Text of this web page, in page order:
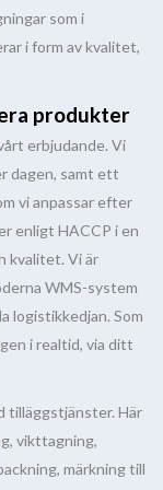
som i
i form av kvalitet,
produkter
erbjudande. Vi
dagen, samt ett
vi anpassar efter
enligt HACCP i en
kvalitet. Vi är
WMS-system
logistikkedjan. Som
i realtid, via ditt
tilläggstjänster. Här
vikttagning,
märkning till